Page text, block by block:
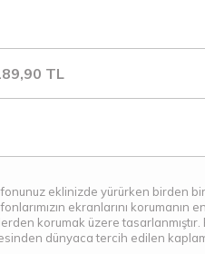
TL
eklinizde yürürken birden
ekranlarını
korumak üzere
dünyaca tercih edilen